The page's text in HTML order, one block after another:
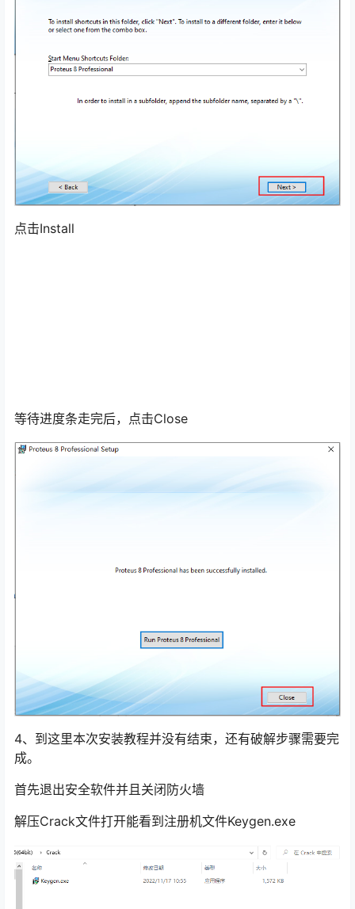
点击Install
4、到这里本次安装教程并没有结束，还有破解步骤需要完
成。